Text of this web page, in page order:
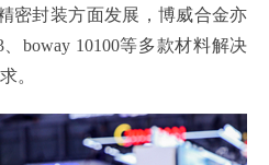
密封装方面发展，博威合金亦
boway 10100等多款材料解决
。